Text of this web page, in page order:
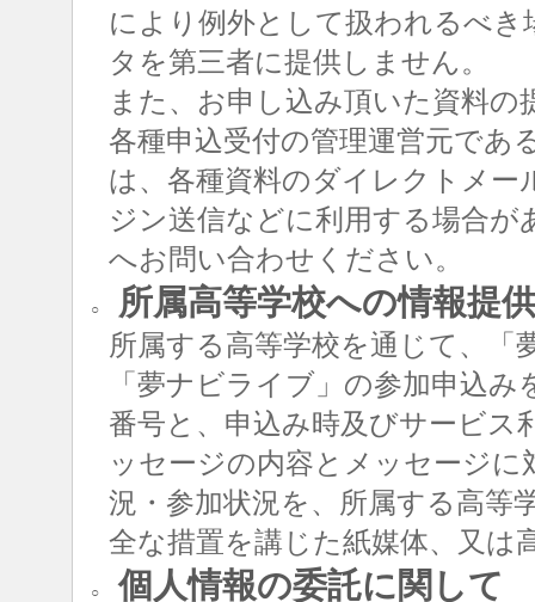
により例外として扱われるべ
タを第三者に提供しません。
また、お申し込み頂いた資料
各種申込受付の管理運営元であ
は、各種資料のダイレクトメー
ジン送信などに利用する場合
へお問い合わせください。
○ 所属高等学校への情報提
所属する高等学校を通じて、「
「夢ナビライブ」の参加申込
番号と、申込み時及びサービス
ッセージの内容とメッセージ
況・参加状況を、所属する高等
全な措置を講じた紙媒体、又は
○ 個人情報の委託に関して